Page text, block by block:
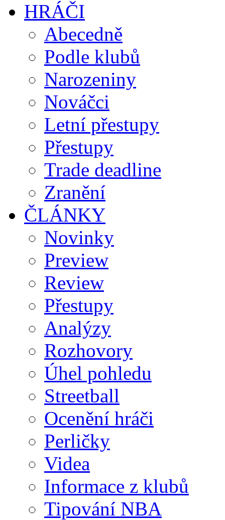
HRÁČI
Abecedně
Podle klubů
Narozeniny
Nováčci
Letní přestupy
Přestupy
Trade deadline
Zranění
ČLÁNKY
Novinky
Preview
Review
Přestupy
Analýzy
Rozhovory
Úhel pohledu
Streetball
Ocenění hráči
Perličky
Videa
Informace z klubů
Tipování NBA